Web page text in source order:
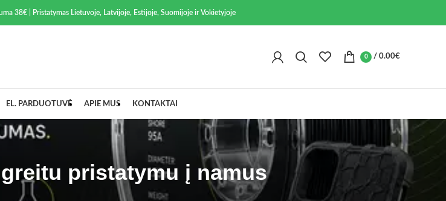
38€ | Pristatymas Lietuvoje, Latvijoje, Estijoje, Suomijoje ir Vokietyjoje
0 / 0.00€
EL. PARDUOTUVĖ APIE MUS KONTAKTAI
pristatymu į namus